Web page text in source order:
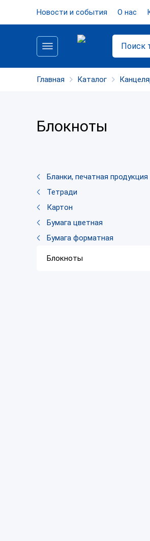
Новости и события О нас
Главная Каталог
Блокноты
Бланки, печатная продукция
Тетради
Картон
Бумага цветная
Бумага форматная
Блокноты